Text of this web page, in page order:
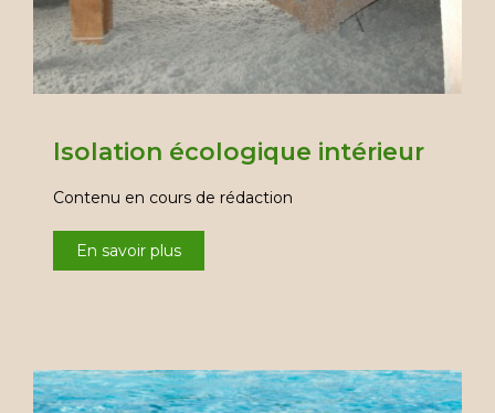
Isolation écologique intérieur
Contenu en cours de rédaction
En savoir plus